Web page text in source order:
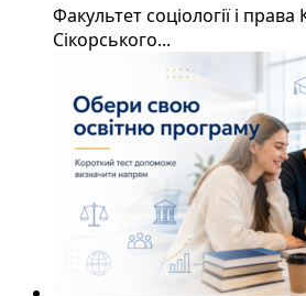
Факультет соціології і права
Сікорського...